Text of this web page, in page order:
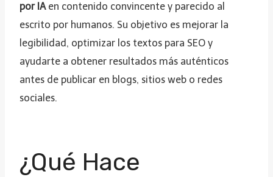
por IAen contenido convincente y parecido al
escrito por humanos. Su objetivo es mejorar la
legibilidad, optimizar los textos para SEO y
ayudarte a obtener resultados más auténticos
antes de publicar en blogs, sitios web o redes
sociales.
¿Qué Hace